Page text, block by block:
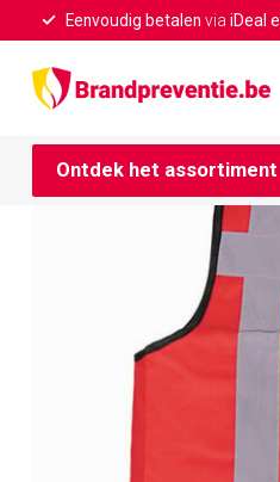
Eenvoudig betalen via iDeal
Ontdek het assortiment
Home / RWS